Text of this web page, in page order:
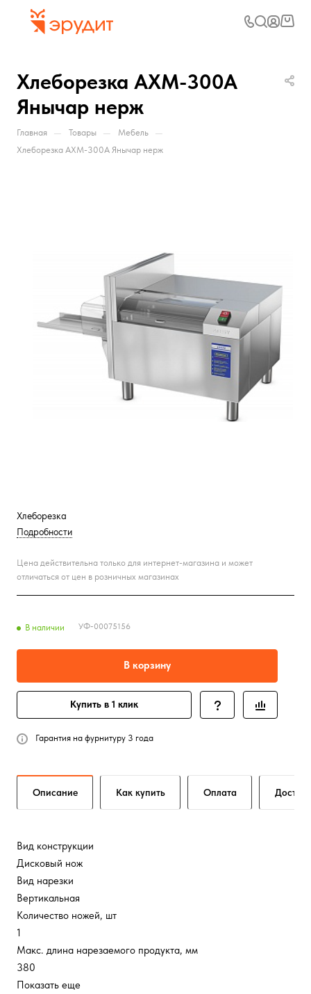
Хлеборезка АХМ-300А
Янычар нерж
Главная — Товары — Мебель —
Хлеборезка АХМ-300А Янычар нерж
Хлеборезка
Подробности
Цена действительна только для интернет-магазина и может
отличаться от цен в розничных магазинах
В наличии УФ-00075156
В корзину
Купить в 1 клик
Гарантия на фурнитуру 3 года
Описание Как купить Оплата
Вид конструкции
Дисковый нож
Вид нарезки
Вертикальная
Количество ножей, шт
1
Макс. длина нарезаемого продукта, мм
380
Показать еще